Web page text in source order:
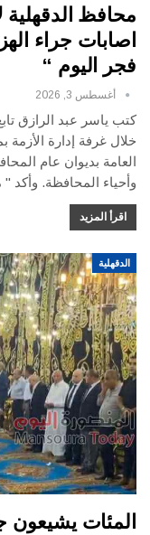
محافظ الدقهلية
اصابات جراء
فجر اليوم “
أغسطس 3, 2026
كتب ياسر عبد الرازق
خلال غرفة إدارة الأزمة
العامة بديوان عام
وأحياء المحافظة. وأكد
اقرأ المزيد
الدقهلية
المئات يشيعون